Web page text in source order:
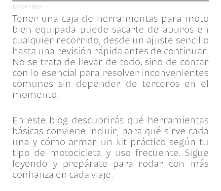
12 / 04 / 2022
Tener una caja de herramientas para moto
bien equipada puede sacarte de apuros en
cualquier recorrido, desde un ajuste sencillo
hasta una revisión rápida antes de continuar.
No se trata de llevar de todo, sino de contar
con lo esencial para resolver inconvenientes
comunes sin depender de terceros en el
momento.
En este blog descubrirás qué herramientas
básicas conviene incluir, para qué sirve cada
una y cómo armar un kit práctico según tu
tipo de motocicleta y uso frecuente. Sigue
leyendo y prepárate para rodar con más
confianza en cada viaje.